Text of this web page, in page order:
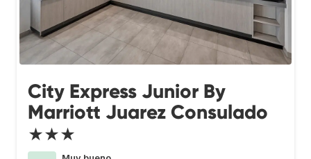
City Express Junior By
Marriott Juarez Consulado
★★★